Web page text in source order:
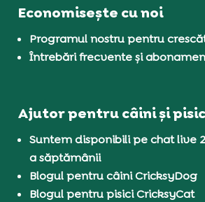
Economisește cu noi
Programul nostru pentru
Întrebări frecvente și
Ajutor pentru câini și
Suntem disponibili pe chat live
a săptămânii
Blogul pentru câini CricksyDog
Blogul pentru pisici CricksyCat